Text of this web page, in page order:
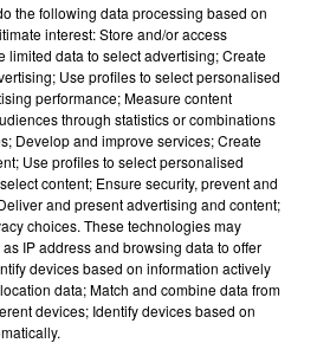
FAIT ÇA, MOI L'ANNÉE
EN...
a débuté ce jeudi 6
de Montgueux (Aube). Du
the following data processing based on
interest: Store and/or access
limited data to select advertising; Create
Use profiles to select personalised
performance; Measure content
through statistics or combinations
Develop and improve services; Create
Use profiles to select personalised
content; Ensure security, prevent and
and present advertising and content;
choices. These technologies may
IP address and browsing data to offer
devices based on information actively
data; Match and combine data from
devices; Identify devices based on